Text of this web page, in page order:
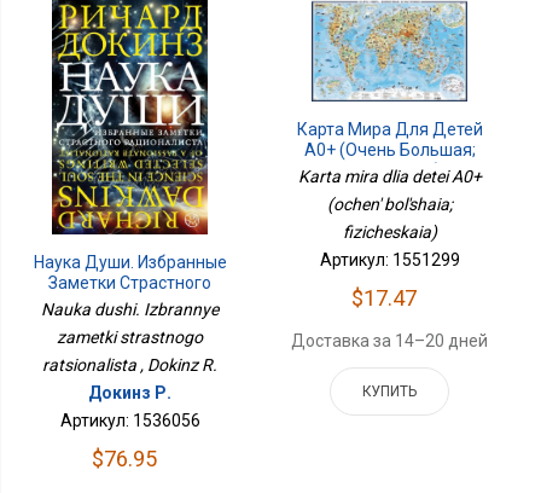
Наука Души. Избранные
Заметки Страстного
Рационалиста
Nauka dushi. Izbrannye
zametki strastnogo
ratsionalista , Dokinz R.
Докинз Р.
Артикул: 1536056
$76.95
Карта Мира Для Детей
А0+ (очень Большая;
Физическая)
Karta mira dlia detei A0+
(ochen' bol'shaia;
fizicheskaia)
Артикул: 1551299
$17.47
Доставка за 14–20 дней
КУПИТЬ